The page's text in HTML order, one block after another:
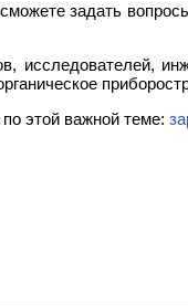
задать
исследователей,
этой важной теме: